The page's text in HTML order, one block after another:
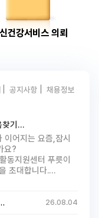
건강서비스 의뢰
공지사항 채용정보
찾기…
이어지는 요즘,잠시
요?
동지원센터 푸릇이
초대합니다.…
26.08.04